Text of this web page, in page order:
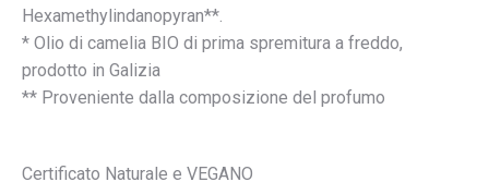
Hexamethylindanopyran**.
* Olio di camelia BIO di prima spremitura a freddo,
prodotto in Galizia
** Proveniente dalla composizione del profumo
Certificato Naturale e VEGANO